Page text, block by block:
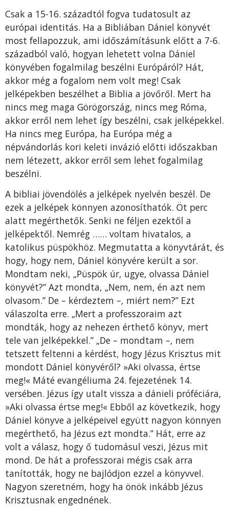
Csak a 15-16. századtól fogva tudatosult az
európai identitás. Ha a Bibliában Dániel könyvét
most fellapozzuk, ami időszámításunk előtt a 7-6.
századból való, hogyan lehetett volna Dániel
könyvében fogalmilag beszélni Európáról? Hát,
akkor még a fogalom nem volt meg! Csak
jelképekben beszélhet a Biblia a jövőről. Mert ha
nincs meg maga Görögország, nincs meg Róma,
akkor erről nem lehet így beszélni, csak jelképekkel.
Ha nincs meg Európa, ha Európa még a
népvándorlás kori keleti invázió előtti időszakban
nem létezett, akkor erről sem lehet fogalmilag
beszélni.
A bibliai jövendölés a jelképek nyelvén beszél. De
ezek a jelképek könnyen azonosíthatók. Öt perc
alatt megérthetők. Senki ne féljen ezektől a
jelképektől. Nemrég …… voltam hivatalos, a
katolikus püspökhöz. Megmutatta a könyvtárát, és
hogy, hogy nem, Dániel könyvére került a sor.
Mondtam neki, „Püspök úr, ugye, olvassa Dániel
könyvét?” Azt mondta, „Nem, nem, én azt nem
olvasom.” De – kérdeztem –, miért nem?” Ezt
válaszolta erre. „Mert a professzoraim azt
mondták, hogy az nehezen érthető könyv, mert
tele van jelképekkel.” „De – mondtam –, nem
tetszett feltenni a kérdést, hogy Jézus Krisztus mit
mondott Dániel könyvéről? »Aki olvassa, értse
meg!« Máté evangéliuma 24. fejezetének 14.
versében. Jézus így utalt vissza a dánieli próféciára,
»Aki olvassa értse meg!« Ebből az következik, hogy
Dániel könyve a jelképeivel együtt nagyon könnyen
megérthető, ha Jézus ezt mondta.” Hát, erre az
volt a válasz, hogy ő tudomásul veszi, Jézus mit
mond. De hát a professzorai mégis csak arra
tanították, hogy ne bajlódjon ezzel a könyvvel.
Nagyon szeretném, hogy ha önök inkább Jézus
Krisztusnak engednének.